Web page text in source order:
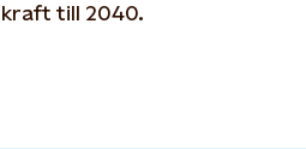
till 2040.